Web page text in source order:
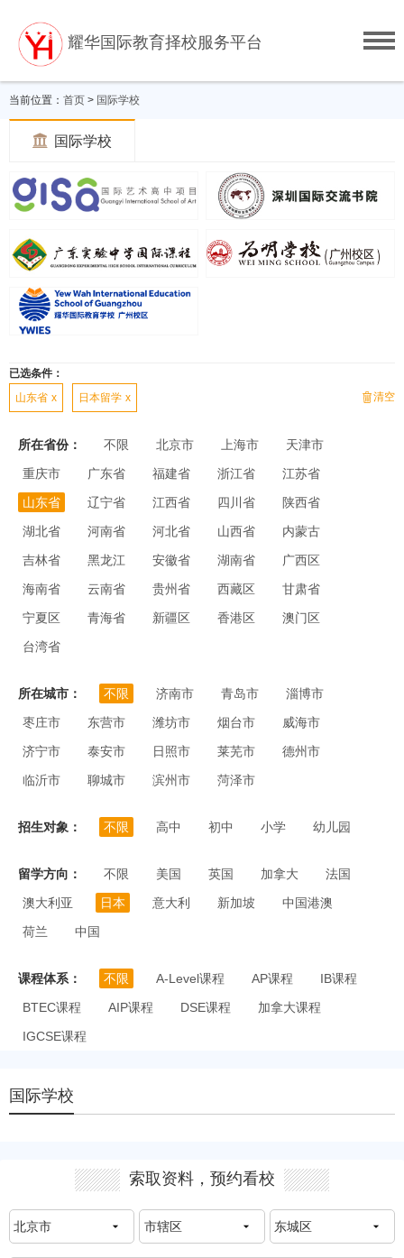
耀华国际教育择校服务平台
当前位置： 首页 > 国际学校
 国际学校
已选条件：
山东省 x 日本留学 x 清空
所在省份： 不限 北京市 上海市
天津市
重庆市
广东省 福建省 浙江省
江苏省
山东省
辽宁省 江西省 四川省
陕西省
湖北省
河南省 河北省 山西省
内蒙古
吉林省
黑龙江 安徽省 湖南省
广西区
海南省
云南省 贵州省 西藏区
甘肃省
宁夏区
青海省 新疆区 香港区
澳门区
台湾省
所在城市： 不限 济南市 青岛市
淄博市
枣庄市
东营市 潍坊市 烟台市
威海市
济宁市
泰安市 日照市 莱芜市
德州市
临沂市
聊城市 滨州市 菏泽市
招生对象： 不限 高中 初中 小学 幼儿园
留学方向： 不限 美国 英国 加拿大
法国
澳大利亚
日本 意大利 新加坡
中国港澳
荷兰
中国
课程体系： 不限 A-Level课程 AP课程
IB课程
BTEC课程
AIP课程 DSE课程
加拿大课程
IGCSE课程
国际学校
索取资料，预约看校